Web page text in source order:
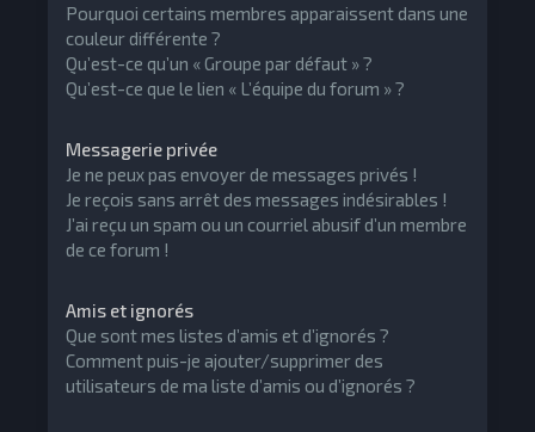
Pourquoi certains membres apparaissent dans une
couleur différente ?
Qu’est-ce qu’un « Groupe par défaut » ?
Qu’est-ce que le lien « L’équipe du forum » ?
Messagerie privée
Je ne peux pas envoyer de messages privés !
Je reçois sans arrêt des messages indésirables !
J’ai reçu un spam ou un courriel abusif d’un membre
de ce forum !
Amis et ignorés
Que sont mes listes d’amis et d’ignorés ?
Comment puis-je ajouter/supprimer des
utilisateurs de ma liste d’amis ou d’ignorés ?